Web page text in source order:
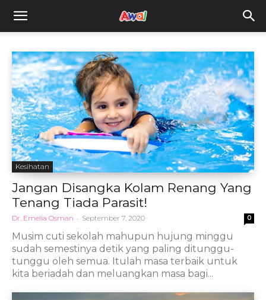
awal.my
Kesihatan
Jangan Disangka Kolam Renang Yang
Tenang Tiada Parasit!
Dr. Emelia Osman - September 7, 2020 0
Musim cuti sekolah mahupun hujung minggu
sudah semestinya detik yang paling ditunggu-
tunggu oleh semua. Itulah masa terbaik untuk
kita beriadah dan meluangkan masa bagi...